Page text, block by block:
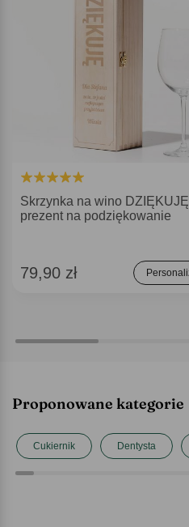
Skrzynka na wino DZIĘKUJĘ
prezent na podziękowanie
79,90 zł
Proponowane kategorie
Cukiernik Dentysta